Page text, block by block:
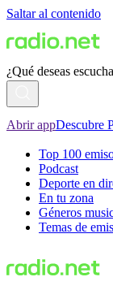
Saltar al contenido
¿Qué deseas
Abrir appDescubre
Top 100
Podcast
Deporte en
En tu zona
Géneros
Temas de